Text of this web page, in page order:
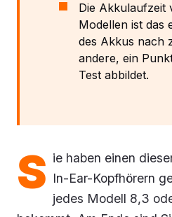
Die Akkulaufzeit
Modellen ist das
des Akkus nach
andere, ein
Test abbildet.
S ie haben einen
In-Ear-Kopfhörern
jedes Modell 8,3